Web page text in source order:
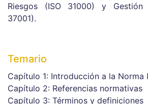
Riesgos (ISO 31000) y Gestión
37001).
Temario
Capítulo 1: Introducción a la Norma
Capítulo 2: Referencias normativas
Capítulo 3: Términos y definiciones